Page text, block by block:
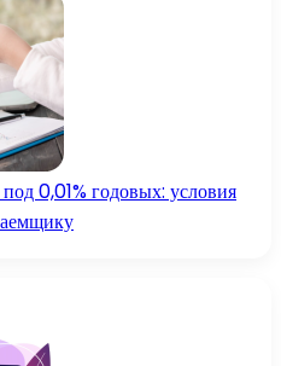
0,01% годовых: условия